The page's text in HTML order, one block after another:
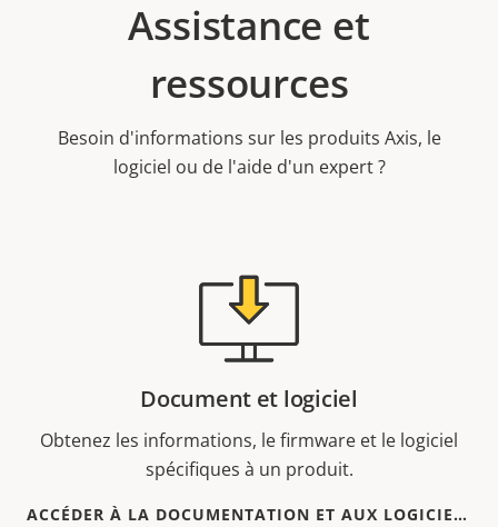
Assistance et
ressources
Besoin d'informations sur les produits Axis, le
logiciel ou de l'aide d'un expert ?
Document et logiciel
Obtenez les informations, le firmware et le logiciel
spécifiques à un produit.
ACCÉDER À LA DOCUMENTATION ET AUX LOGICIELS